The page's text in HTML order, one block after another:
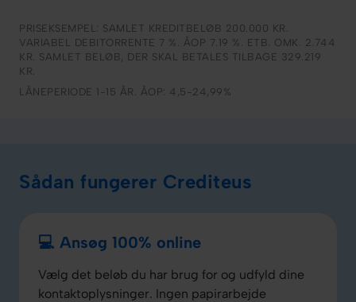
PRISEKSEMPEL: SAMLET KREDITBELØB 200.000 KR.
VARIABEL DEBITORRENTE 7 %. ÅOP 7.19 %. ETB. OMK. 2.744
KR. SAMLET BELØB, DER SKAL BETALES TILBAGE 329.219
KR.
LÅNEPERIODE 1-15 ÅR. ÅOP: 4,5-24,99%
Sådan fungerer Crediteus
💻 Ansøg 100% online
Vælg det beløb du har brug for og udfyld dine
kontaktoplysninger. Ingen papirarbejde